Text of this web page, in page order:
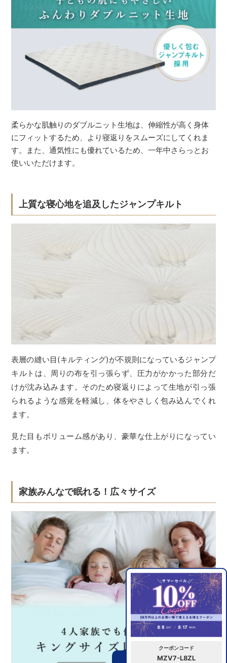
クーポンコード
MZV7-L8ZL
柔らかな肌触りのダブルニット生地は、伸縮性が高く身体
にフィットするため、より寝返りをスムーズにしてくれま
す。また、通気性にも優れているため、一年中さらっとお
使いいただけます。
上質な寝心地を追及したジャンプキルト
表層の縫い目(キルティング)が不規則になっているジャンプ
キルトは、周りの布を引っ張らず、圧力がかかった部分だ
けが沈み込みます。そのため寝返りによって生地が引っ張
られるような感覚を軽減し、体をやさしく包み込んでくれ
ます。
見た目もボリューム感があり、豪華な仕上がりになってい
ます。
家族みんなで眠れる！広々サイズ